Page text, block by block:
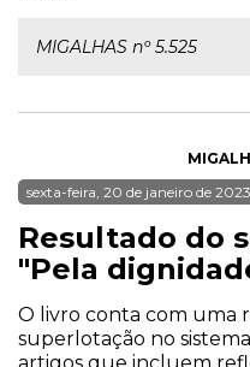
MIGALHAS nº 5.525
sexta-feira, 20 de janeiro de 2023
Resultado do
"Pela
O livro conta com uma
superlotação no